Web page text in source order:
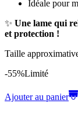
Idéale pour
✨ Une lame qui
et protection !
Taille
-55%Limité
Ajouter au panier